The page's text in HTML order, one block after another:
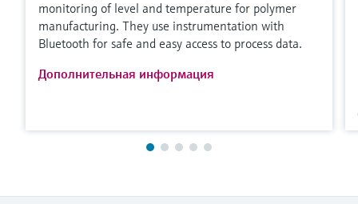
monitoring of level and temperature for polymer
manufacturing. They use instrumentation with
Bluetooth for safe and easy access to process data.
Дополнительная информация